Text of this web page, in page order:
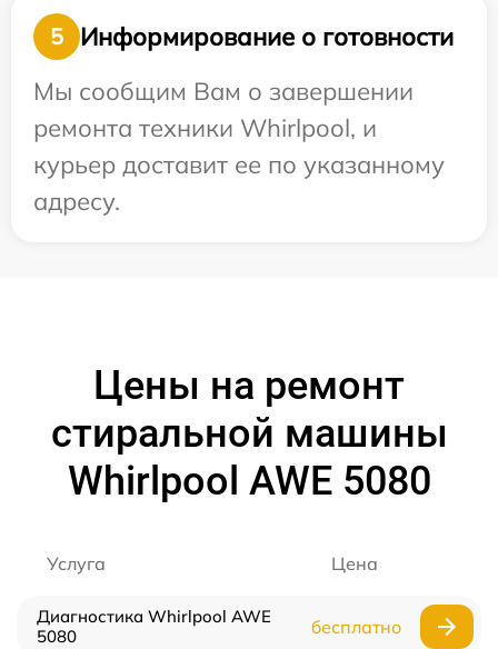
5
Информирование о готовности
Мы сообщим Вам о завершении
ремонта техники Whirlpool, и
курьер доставит ее по указанному
адресу.
Цены на ремонт
стиральной машины
Whirlpool AWE 5080
Услуга Цена
Диагностика Whirlpool AWE
5080
бесплатно